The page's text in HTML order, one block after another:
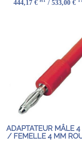
444,17 € / 533,00 €
ADAPTATEUR MÂLE
/ FEMELLE 4 MM